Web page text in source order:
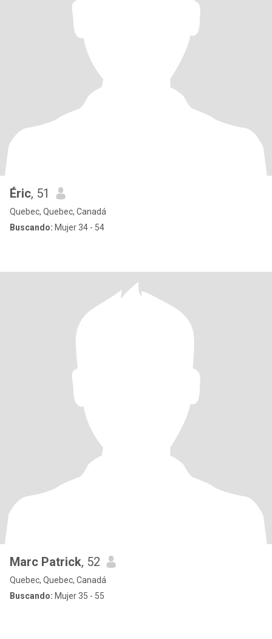
Éric, 51
Quebec, Quebec, Canadá
Buscando: Mujer 34 - 54
Marc Patrick, 52
Quebec, Quebec, Canadá
Buscando: Mujer 35 - 55